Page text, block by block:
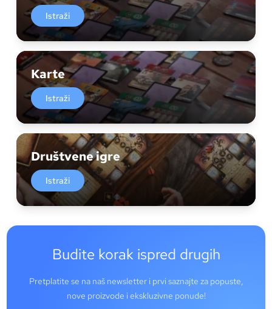
Istraži
Karte
Istraži
Društvene igre
Istraži
Budite korak ispred drugih
Pretplatite se na naš newsletter i prvi saznajte za popuste,
nove proizvode i ekskluzivne ponude!